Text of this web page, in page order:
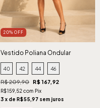
20% OFF
Vestido Poliana Ondular
Marinho
40 42 44 46
R$ 209,90 R$ 167,92
R$159,52 com Pix
3 x de R$55,97 sem juros